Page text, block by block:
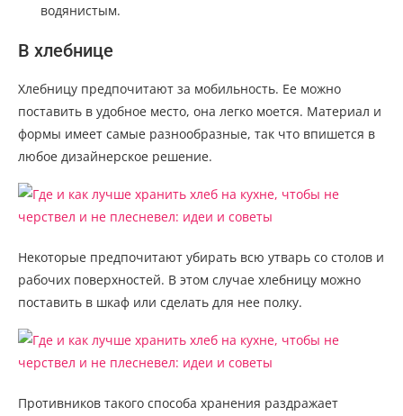
водянистым.
В хлебнице
Хлебницу предпочитают за мобильность. Ее можно
поставить в удобное место, она легко моется. Материал и
формы имеет самые разнообразные, так что впишется в
любое дизайнерское решение.
Некоторые предпочитают убирать всю утварь со столов и
рабочих поверхностей. В этом случае хлебницу можно
поставить в шкаф или сделать для нее полку.
Противников такого способа хранения раздражает